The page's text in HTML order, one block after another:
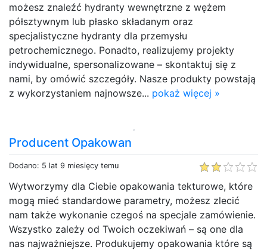
możesz znaleźć hydranty wewnętrzne z wężem
półsztywnym lub płasko składanym oraz
specjalistyczne hydranty dla przemysłu
petrochemicznego. Ponadto, realizujemy projekty
indywidualne, spersonalizowane – skontaktuj się z
nami, by omówić szczegóły. Nasze produkty powstają
z wykorzystaniem najnowsze... pokaż więcej »
Producent Opakowan
Dodano: 5 lat 9 miesięcy temu
Wytworzymy dla Ciebie opakowania tekturowe, które
mogą mieć standardowe parametry, możesz zlecić
nam także wykonanie czegoś na specjale zamówienie.
Wszystko zależy od Twoich oczekiwań – są one dla
nas najważniejsze. Produkujemy opakowania które są